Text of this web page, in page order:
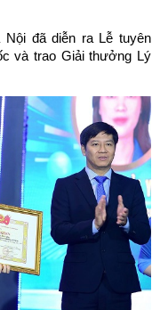
Nội đã diễn ra Lễ tuyên
và trao Giải thưởng Lý